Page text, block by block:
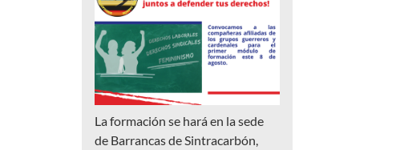
La formación se hará en la sede
de Barrancas de Sintracarbón,